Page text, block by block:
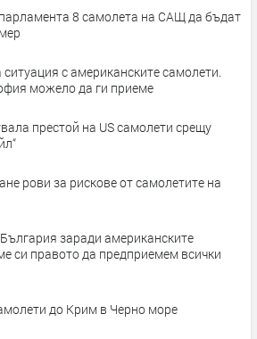
8 самолета на САЩ да бъдат
с американските самолети.
можело да ги приеме
престой на US самолети срещу
рови за рискове от самолетите на
заради американските
си правото да предприемем всички
до Крим в Черно море